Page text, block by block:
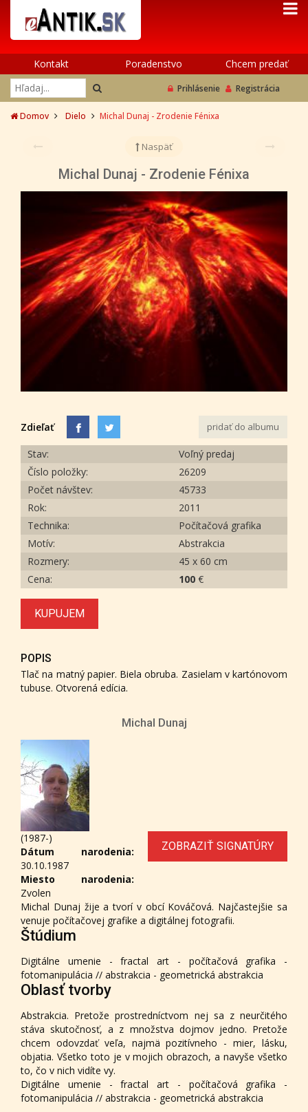
Kontakt Poradenstvo Chcem predať
Prihlásenie Registrácia
Domov Dielo Michal Dunaj - Zrodenie Fénixa
Naspäť
Michal Dunaj - Zrodenie Fénixa
Zdieľať pridať do albumu
Stav:
Voľný predaj
Číslo položky:
26209
Počet návštev:
45733
Rok:
2011
Technika:
Počítačová grafika
Motív:
Abstrakcia
Rozmery:
45 x 60 cm
Cena:
100 €
KUPUJEM
POPIS
Tlač na matný papier. Biela obruba. Zasielam v kartónovom
tubuse. Otvorená edícia.
Michal Dunaj
ZOBRAZIŤ SIGNATÚRY
(1987-)
Dátum narodenia:
30.10.1987
Miesto narodenia:
Zvolen
Michal Dunaj žije a tvorí v obcí Kováčová. Najčastejšie sa
venuje počítačovej grafike a digitálnej fotografii.
Štúdium
Digitálne umenie - fractal art - počítačová grafika -
fotomanipulácia // abstrakcia - geometrická abstrakcia
Oblasť tvorby
Abstrakcia. Pretože prostredníctvom nej sa z neurčitého
stáva skutočnosť, a z množstva dojmov jedno. Pretože
chcem odovzdať veľa, najmä pozitívneho - mier, lásku,
objatia. Všetko toto je v mojich obrazoch, a navyše všetko
to, čo v nich vidíte vy.
Digitálne umenie - fractal art - počítačová grafika -
fotomanipulácia // abstrakcia - geometrická abstrakcia